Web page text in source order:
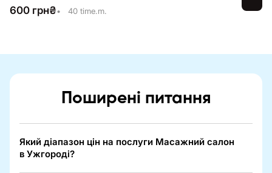
600 грн₴• 40 time.m.
Поширені питання
Який діапазон цін на послуги Масажний салон
в Ужгороді?